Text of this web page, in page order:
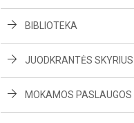
BIBLIOTEKA
JUODKRANTĖS SKYRIUS
MOKAMOS PASLAUGOS